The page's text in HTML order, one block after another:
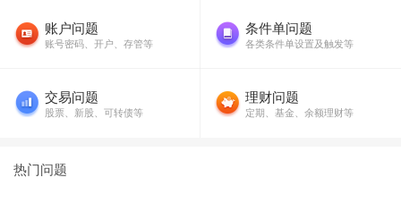
账户问题
账号密码、开户、存管等
条件单问题
各类条件单设置及触发等
交易问题
股票、新股、可转债等
理财问题
定期、基金、余额理财等
热门问题